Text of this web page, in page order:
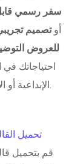
سفر رسمي
أوتصميم
للعروض
احتياجاتك في
الإبداعية أو الاختبارية.
قم بتحميل